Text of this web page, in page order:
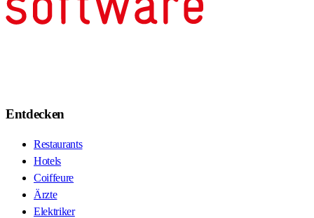
Entdecken
Restaurants
Hotels
Coiffeure
Ärzte
Elektriker